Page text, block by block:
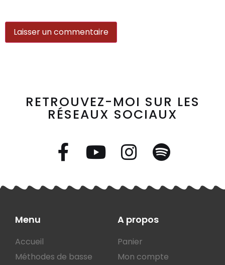
RETROUVEZ-MOI SUR LES
RÉSEAUX SOCIAUX
Menu
Accueil
Méthodes de basse
A propos
Panier
Mon compte